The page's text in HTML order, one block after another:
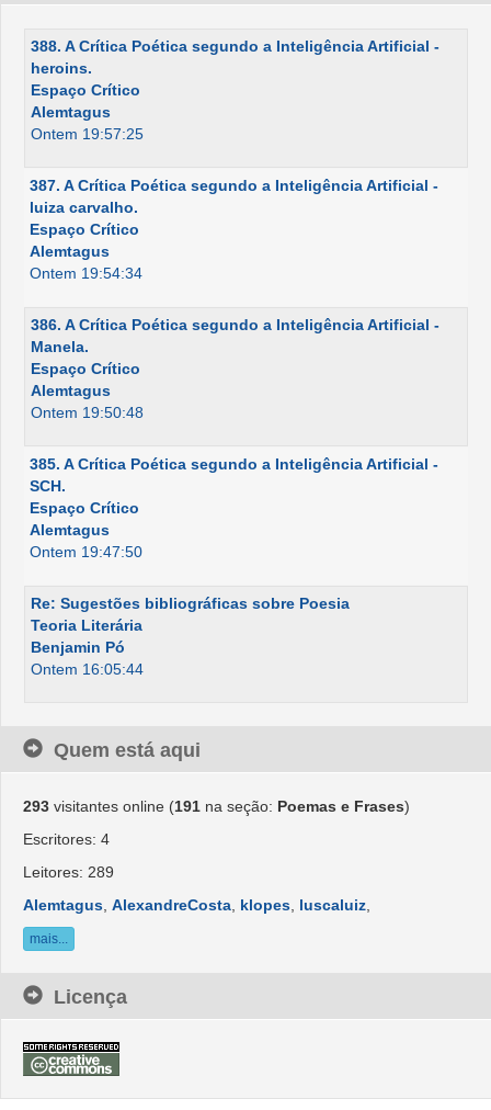
388. A Crítica Poética segundo a Inteligência Artificial -
heroins.
Espaço Crítico
Alemtagus
Ontem 19:57:25
387. A Crítica Poética segundo a Inteligência Artificial -
luiza carvalho.
Espaço Crítico
Alemtagus
Ontem 19:54:34
386. A Crítica Poética segundo a Inteligência Artificial -
Manela.
Espaço Crítico
Alemtagus
Ontem 19:50:48
385. A Crítica Poética segundo a Inteligência Artificial -
SCH.
Espaço Crítico
Alemtagus
Ontem 19:47:50
Re: Sugestões bibliográficas sobre Poesia
Teoria Literária
Benjamin Pó
Ontem 16:05:44
Quem está aqui
293 visitantes online (191 na seção: Poemas e Frases)
Escritores: 4
Leitores: 289
Alemtagus AlexandreCosta klopes luscaluiz
mais...
Licença